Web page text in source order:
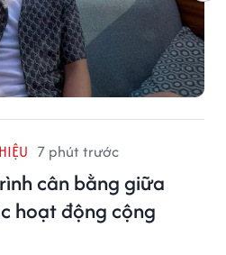
7 phút trước
cân bằng giữa
hoạt động cộng